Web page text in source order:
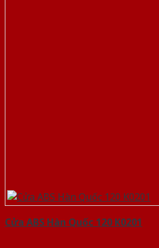
Cửa ABS Hàn Quốc 120 K0201